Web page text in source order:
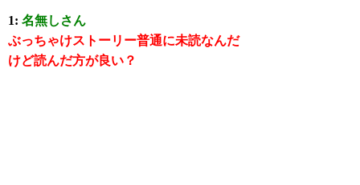
1:名無しさん
ぶっちゃけストーリー普通に未読なんだ
けど読んだ方が良い？